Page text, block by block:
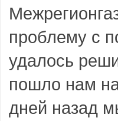
проблему с
удалось
пошло нам
дней назад